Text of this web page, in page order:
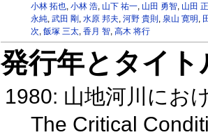
小林 拓也, 小林 浩, 山下 祐一, 山田 勇智, 山田
永純, 武田 剛, 水原 邦夫 河野 貴則 泉山 寛明
次 飯塚 三太, 香月 智, 高木 将行
発行年とタイ
1980: 山地河川にお
The Critical